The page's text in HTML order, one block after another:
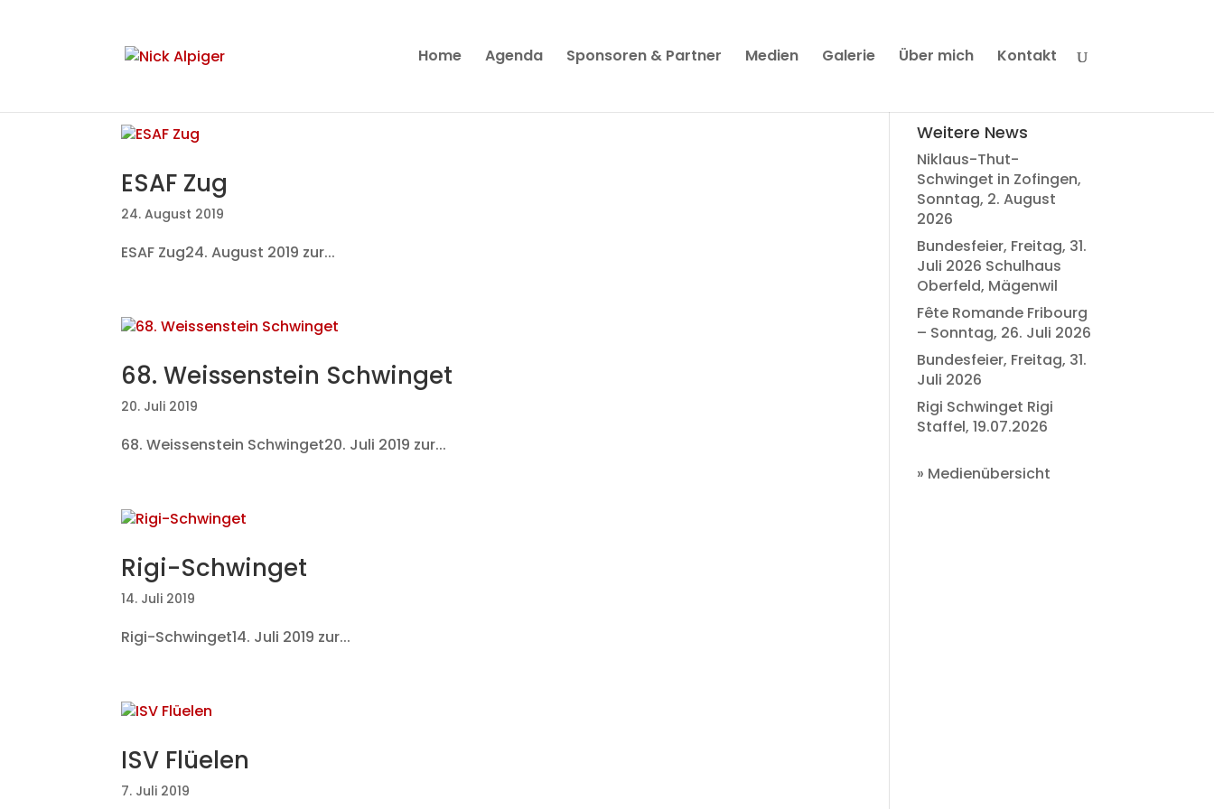
Home Agenda Sponsoren & Partner Medien Galerie Über mich Kontakt
ESAF Zug
24. August 2019
ESAF Zug24. August 2019 zur...
68. Weissenstein Schwinget
20. Juli 2019
68. Weissenstein Schwinget20. Juli 2019 zur...
Rigi-Schwinget
14. Juli 2019
Rigi-Schwinget14. Juli 2019 zur...
ISV Flüelen
7. Juli 2019
Weitere News
Niklaus-Thut-
Schwinget in Zofingen,
Sonntag, 2. August
2026
Bundesfeier, Freitag, 31.
Juli 2026 Schulhaus
Oberfeld, Mägenwil
Fête Romande Fribourg
– Sonntag, 26. Juli 2026
Bundesfeier, Freitag, 31.
Juli 2026
Rigi Schwinget Rigi
Staffel, 19.07.2026
» Medienübersicht